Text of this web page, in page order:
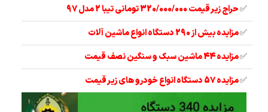
✅حراج زیر قیمت 320/000/000 تومانی تیبا 2 مدل 97
✅مزایده بیش از 290 دستگاه انواع ماشین آلات
✅مزایده 44 ماشین سبک و سنگین نصف قیمت
✅مزایده 57 دستگاه انواع خودرو های زیر قیمت